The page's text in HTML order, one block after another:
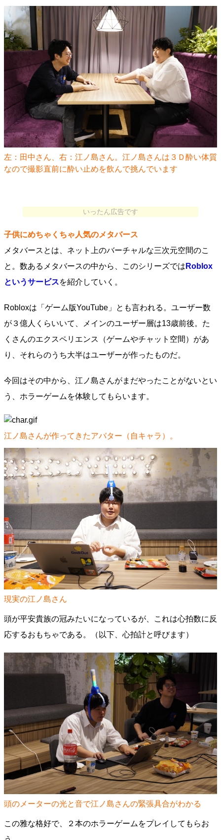
左：田中さん、右：江ノ島さん。江ノ島さんは３Ｄ酔い体質
なので撮影直前に酔い止めを飲んで挑んでいます
いったん広告です
子供にめちゃくちゃ人気のメタバース
メタバースとは、ネット上のバーチャルな三次元空間のこ
と。数あるメタバースの中から、このシリーズでは Roblox
というサービスを紹介していく。
Robloxは「ゲーム版YouTube」とも言われる。ユーザー数
が３億人くらいいて、メインのユーザー層は13歳前後。た
くさんのエクスペリエンス（ゲームやチャット空間）があ
り、それらのうち大半はユーザーが作ったものだ。
今回はその中から、江ノ島さんがまだやったことがないとい
う、ホラーゲームを体験してもらいます。
江ノ島さんが作ってきたアバター（自キャラ）。
現実の江ノ島さん
頭が平安貴族の冠みたいになっているが、これは心拍数に反
応するおもちゃである。（以下、心拍計と呼びます）
頭のメーターの光と音で江ノ島さんの緊張具合がわかる
この雅な格好で、２本のホラーゲームをプレイしてもらお